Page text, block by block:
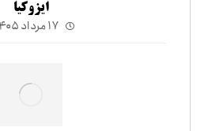
ایزوکیا
۱۷ مرداد ۱۴۰۵